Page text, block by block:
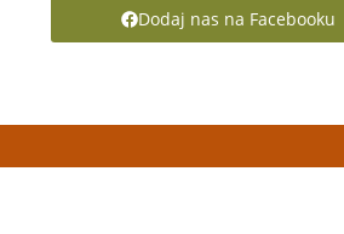
Dodaj nas na Facebooku